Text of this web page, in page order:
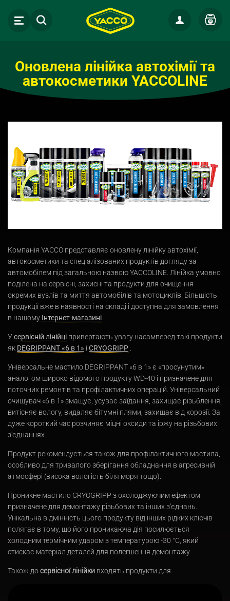
0
Оновлена лінійка автохімії та
автокосметики YACCOLINE
Компанія YACCO представляє оновлену лінійку автохімії,
автокосметики та спеціалізованих продуктів догляду за
автомобілем під загальною назвою YACCOLINE. Лінійка умовно
поділена на сервісні, захисні та продукти для очищення
окремих вузлів та миття автомобілів та мотоциклів. Більшість
продукції вже в наявності на складі і доступна для замовлення
в нашому Інтернет-магазині
Усервісній лінійці привертають увагу насамперед такі продукти
як DEGRIPPANT «6 в 1» і CRYOGRIPP
Універсальне мастило DEGRIPPANT «6 в 1» є «просунутим»
аналогом широко відомого продукту WD-40 і призначене для
поточних ремонтів та профілактичних операцій. Універсальний
очищувач «6 в 1» змащує, усуває заїдання, захищає різьблення,
витісняє вологу, видаляє бітумні плями, захищає від корозії. За
дуже короткий час розчиняє міцні оксиди та іржу на різьбових
з'єднаннях.
Продукт рекомендується також для профілактичного мастила,
особливо для тривалого зберігання обладнання в агресивній
атмосфері (висока вологість біля моря тощо).
Проникне мастило CRYOGRIPP з охолоджуючим ефектом
призначене для демонтажу різьбових та інших з'єднань.
Унікальна відмінність цього продукту від інших рідких ключів
полягає в тому, що його проникаюча дія посилюється
холодним термічним ударом з температурою -30 °C, який
стискає матеріал деталей для полегшення демонтажу.
Також досервісної лінійки входять продукти для: